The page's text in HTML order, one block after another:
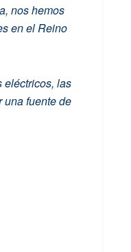
nos hemos
en el Reino
eléctricos, las
una fuente de